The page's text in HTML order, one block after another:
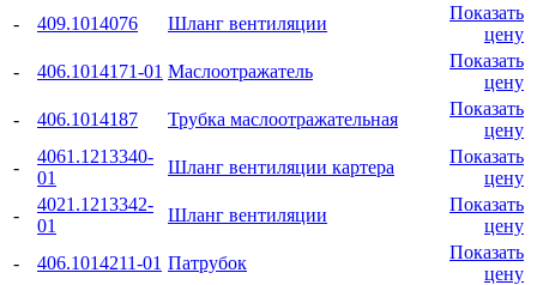
-
409.1014076 Шланг вентиляции
Показать
цену
-
406.1014171-01 Маслоотражатель
Показать
цену
-
406.1014187 Трубка маслоотражательная
Показать
цену
-
4061.1213340-
01
Шланг вентиляции картера
Показать
цену
-
4021.1213342-
01
Шланг вентиляции
Показать
цену
-
406.1014211-01 Патрубок
Показать
цену